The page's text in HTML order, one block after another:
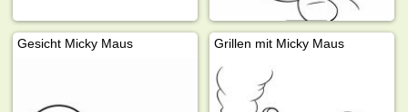
Gesicht Micky Maus Grillen mit Micky Maus